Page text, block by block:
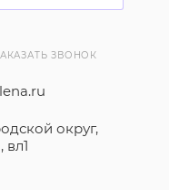
ЗВОНОК
округ,